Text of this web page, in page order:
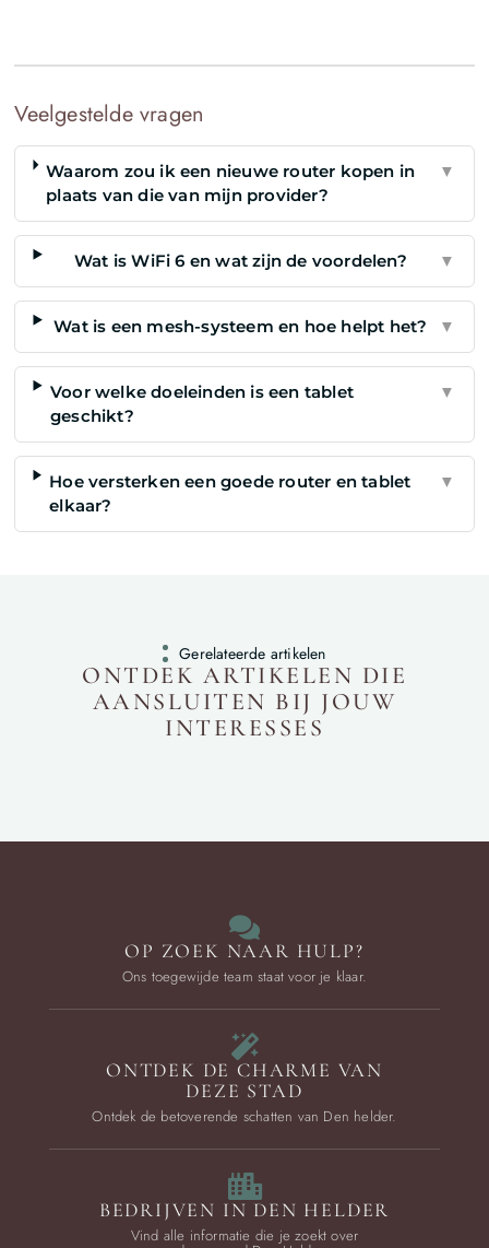
Veelgestelde vragen
Waarom zou ik een nieuwe router kopen in
plaats van die van mijn provider?
▼
Wat is WiFi 6 en wat zijn de voordelen? ▼
Wat is een mesh-systeem en hoe helpt het? ▼
Voor welke doeleinden is een tablet
geschikt?
▼
Hoe versterken een goede router en tablet
elkaar?
▼
Gerelateerde artikelen
ONTDEK ARTIKELEN DIE
AANSLUITEN BIJ JOUW
INTERESSES
OP ZOEK NAAR HULP?
Ons toegewijde team staat voor je klaar.
ONTDEK DE CHARME VAN
DEZE STAD
Ontdek de betoverende schatten van Den helder.
BEDRIJVEN IN DEN HELDER
Vind alle informatie die je zoekt over